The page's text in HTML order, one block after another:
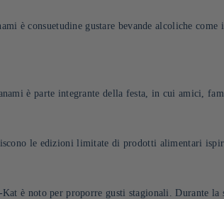
è consuetudine gustare bevande alcoliche
è parte integrante della festa, in cui amici,
le edizioni limitate di prodotti alimentari
è noto per proporre gusti stagionali. Durante